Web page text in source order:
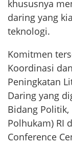
khususnya
daring yang
teknologi.
Komitmen
Koordinasi
Peningkatan
Daring yang
Bidang Politik,
Polhukam) RI
Conference